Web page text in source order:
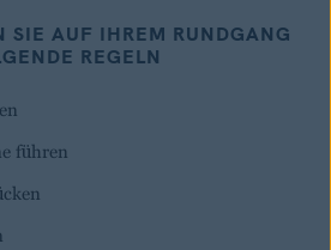
SIE AUF IHREM RUNDGANG
REGELN
führen